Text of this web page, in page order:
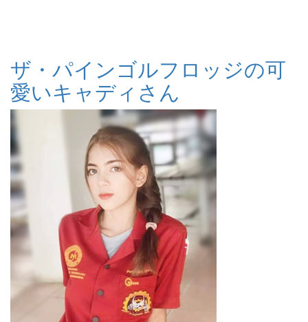
ザ・パインゴルフロッジの可
愛いキャディさん